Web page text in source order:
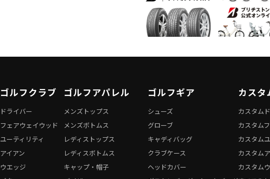
ゴルフクラブ
ドライバー
フェアウェイウッド
ユーティリティ
アイアン
ウエッジ
ゴルフアパレル
メンズトップス
メンズボトムス
レディストップス
レディスボトムス
キャップ・帽子
ゴルフギア
シューズ
グローブ
キャディバッグ
クラブケース
ヘッドカバー
カスタ
カスタム
カスタム
カスタム
カスタム
カスタム